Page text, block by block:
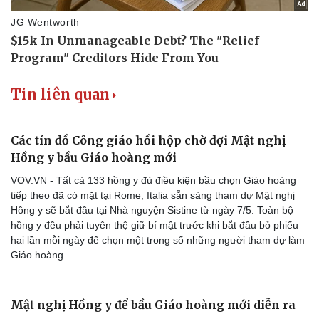
Săn Tour
check-in
Đọc truyện đêm khuya
Kể chuyện cho bé
Hạt giống tâm hồn
Tin liên quan
Các tín đồ Công giáo hồi hộp chờ đợi Mật nghị
Hồng y bầu Giáo hoàng mới
VOV.VN - Tất cả 133 hồng y đủ điều kiện bầu chọn Giáo hoàng
tiếp theo đã có mặt tại Rome, Italia sẵn sàng tham dự Mật nghị
Hồng y sẽ bắt đầu tại Nhà nguyện Sistine từ ngày 7/5. Toàn bộ
hồng y đều phải tuyên thệ giữ bí mật trước khi bắt đầu bỏ phiếu
hai lần mỗi ngày để chọn một trong số những người tham dự làm
Giáo hoàng.
Mật nghị Hồng y để bầu Giáo hoàng mới diễn ra